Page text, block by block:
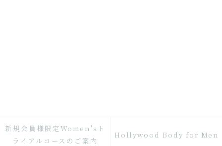
新規会員様限定Women'sト
ライアルコースのご案内
Hollywood Body for Men